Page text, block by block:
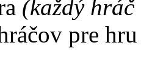
(každý
pre hru